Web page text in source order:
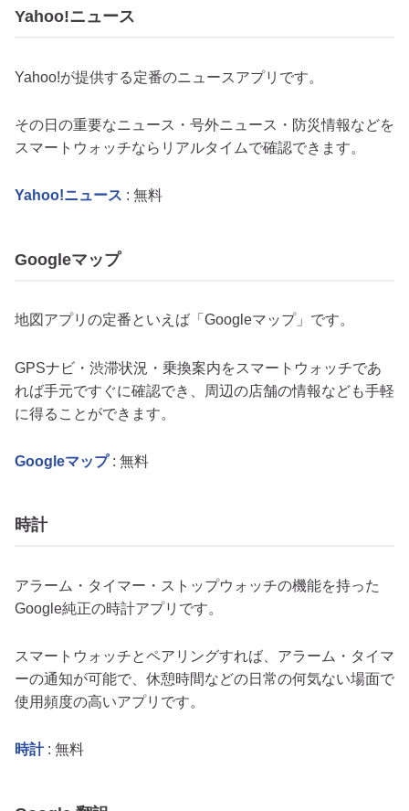
Yahoo!ニュース
Yahoo!が提供する定番のニュースアプリです。
その日の重要なニュース・号外ニュース・防災情報などを
スマートウォッチならリアルタイムで確認できます。
Yahoo!ニュース : 無料
Googleマップ
地図アプリの定番といえば「Googleマップ」です。
GPSナビ・渋滞状況・乗換案内をスマートウォッチであ
れば手元ですぐに確認でき、周辺の店舗の情報なども手軽
に得ることができます。
Googleマップ: 無料
時計
アラーム・タイマー・ストップウォッチの機能を持った
Google純正の時計アプリです。
スマートウォッチとペアリングすれば、アラーム・タイマ
ーの通知が可能で、休憩時間などの日常の何気ない場面で
使用頻度の高いアプリです。
時計: 無料